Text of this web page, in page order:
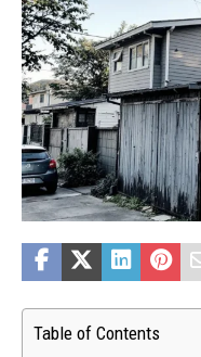
Table of Contents